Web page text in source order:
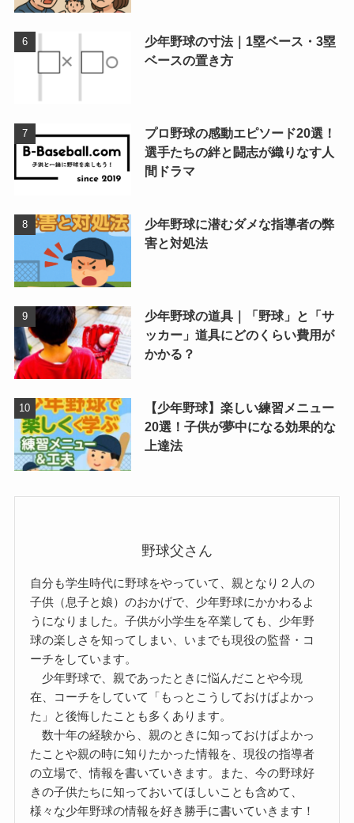
少年野球の寸法｜1塁ベース・3塁
ベースの置き方
プロ野球の感動エピソード20選！
選手たちの絆と闘志が織りなす人
間ドラマ
少年野球に潜むダメな指導者の弊
害と対処法
少年野球の道具｜「野球」と「サ
ッカー」道具にどのくらい費用が
かかる？
【少年野球】楽しい練習メニュー
20選！子供が夢中になる効果的な
上達法
野球父さん
自分も学生時代に野球をやっていて、親となり２人の
子供（息子と娘）のおかげで、少年野球にかかわるよ
うになりました。子供が小学生を卒業しても、少年野
球の楽しさを知ってしまい、いまでも現役の監督・コ
ーチをしています。
少年野球で、親であったときに悩んだことや今現
在、コーチをしていて「もっとこうしておけばよかっ
た」と後悔したことも多くあります。
数十年の経験から、親のときに知っておけばよかっ
たことや親の時に知りたかった情報を、現役の指導者
の立場で、情報を書いていきます。また、今の野球好
きの子供たちに知っておいてほしいことも含めて、
様々な少年野球の情報を好き勝手に書いていきます！